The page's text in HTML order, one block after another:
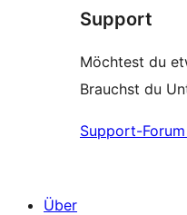
Support
Möchtest du
Brauchst du
Support-
Über